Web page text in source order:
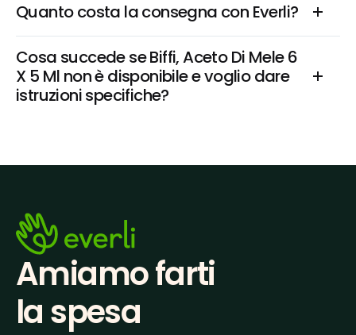
Quanto costa la consegna con Everli?
Cosa succede se Biffi, Aceto Di Mele 6
X 5 Ml non è disponibile e voglio dare
istruzioni specifiche?
Amiamo farti
la spesa